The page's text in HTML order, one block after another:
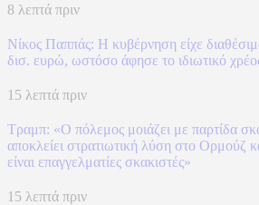
8 λεπτά πριν
Nίκος Παππάς: Η κυβέρνηση είχε
δισ. ευρώ, ωστόσο άφησε το ιδιωτικό
15 λεπτά πριν
Τραμπ: «Ο πόλεμος μοιάζει με παρτίδα
αποκλείει στρατιωτική λύση στο Ορμούζ
είναι επαγγελματίες σκακιστές»
15 λεπτά πριν